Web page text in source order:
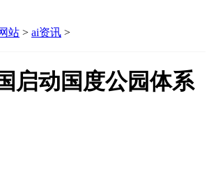
站 > ai资讯 >
启动国度公园体系